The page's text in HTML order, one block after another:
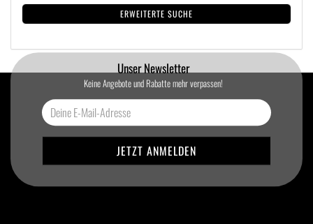
ERWEITERTE SUCHE
Unser Newsletter
Keine Angebote und Rabatte mehr verpassen!